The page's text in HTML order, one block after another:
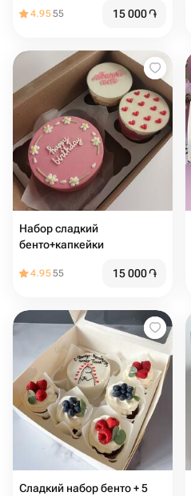
4.9555 15 000֏
Набор сладкий
бенто+капкейки
4.9555 15 000֏
Сладкий набор бенто + 5